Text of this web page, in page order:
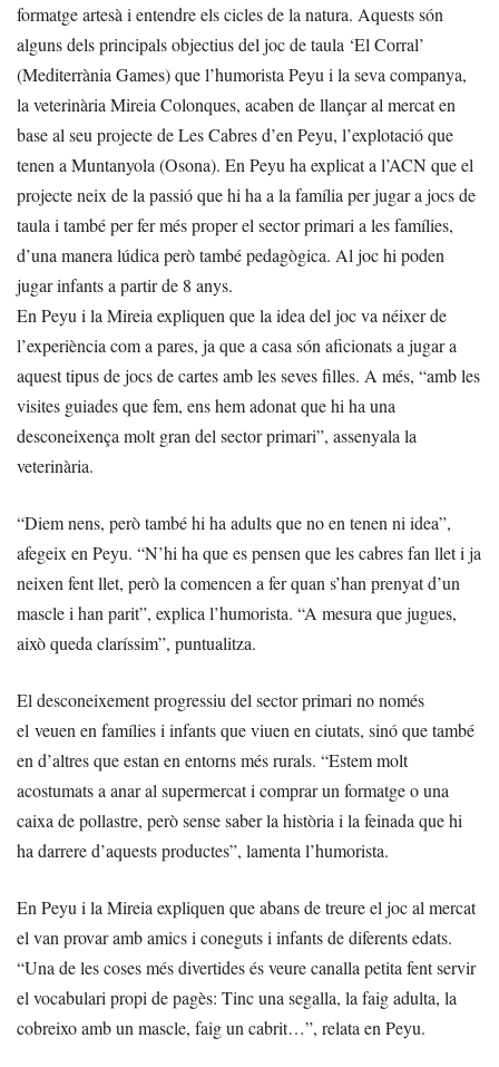
formatge artesà i entendre els cicles de la natura. Aquests són
alguns dels principals objectius del joc de taula ‘El Corral’
(Mediterrània Games) que l’humorista Peyu i la seva companya,
la veterinària Mireia Colonques, acaben de llançar al mercat en
base al seu projecte de Les Cabres d’en Peyu, l’explotació que
tenen a Muntanyola (Osona). En Peyu ha explicat a l’ACN que el
projecte neix de la passió que hi ha a la família per jugar a jocs de
taula i també per fer més proper el sector primari a les famílies,
d’una manera lúdica però també pedagògica. Al joc hi poden
jugar infants a partir de 8 anys.
En Peyu i la Mireia expliquen que la idea del joc va néixer de
l’experiència com a pares, ja que a casa són aficionats a jugar a
aquest tipus de jocs de cartes amb les seves filles. A més, “amb les
visites guiades que fem, ens hem adonat que hi ha una
desconeixença molt gran del sector primari”, assenyala la
veterinària.
“Diem nens, però també hi ha adults que no en tenen ni idea”,
afegeix en Peyu. “N’hi ha que es pensen que les cabres fan llet i ja
neixen fent llet, però la comencen a fer quan s’han prenyat d’un
mascle i han parit”, explica l’humorista. “A mesura que jugues,
això queda claríssim”, puntualitza.
El desconeixement progressiu del sector primari no només
el veuen en famílies i infants que viuen en ciutats, sinó que també
en d’altres que estan en entorns més rurals. “Estem molt
acostumats a anar al supermercat i comprar un formatge o una
caixa de pollastre, però sense saber la història i la feinada que hi
ha darrere d’aquests productes”, lamenta l’humorista.
En Peyu i la Mireia expliquen que abans de treure el joc al mercat
el van provar amb amics i coneguts i infants de diferents edats.
“Una de les coses més divertides és veure canalla petita fent servir
el vocabulari propi de pagès: Tinc una segalla, la faig adulta, la
cobreixo amb un mascle, faig un cabrit…”, relata en Peyu.